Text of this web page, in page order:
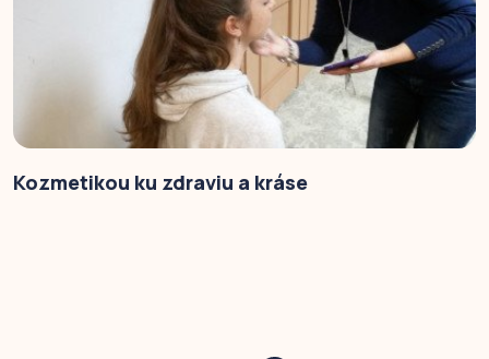
Kozmetikou ku zdraviu a kráse